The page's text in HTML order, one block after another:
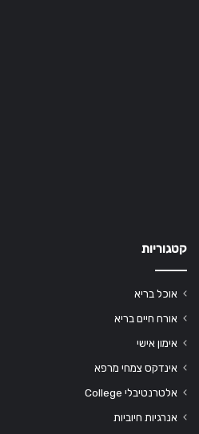
קטגוריות
אוכל בריא
אורח חיים בריא
אימון אישי
אינדקס צמחי מרפא
אלטרנטיבלי College
אנרגיות חיוביות